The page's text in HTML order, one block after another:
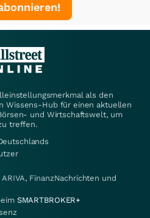
als den
Wissens-Hub für einen aktuellen
und Wirtschaftswelt, um
treffen.
FinanzNachrichten und
SMARTBROKER+